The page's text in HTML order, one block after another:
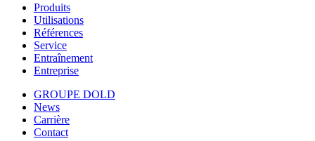
Produits
Utilisations
Références
Service
Entraînement
Entreprise
GROUPE DOLD
News
Carrière
Contact